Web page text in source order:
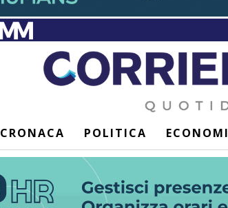
CRONACA POLITICA